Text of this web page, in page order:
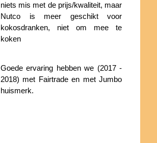
niets mis met de prijs/kwaliteit, maar
Nutco is meer geschikt voor
kokosdranken, niet om mee te
koken
Goede ervaring hebben we (2017 -
2018) met Fairtrade en met Jumbo
huismerk.